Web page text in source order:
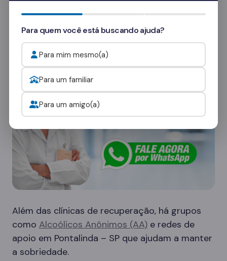
Quer saber mais? Fale com nossos
consultorese veja como funcionam as visitas.
Onde procurar ajuda para o alcoolismo?
Além das clínicas de recuperação, há grupos
como Alcoólicos Anônimos (AA) e redes de
apoio em Pontalinda – SP que ajudam a manter
a sobriedade.
Para quem você está buscando ajuda?
Para mim mesmo(a)
Para um familiar
Para um amigo(a)